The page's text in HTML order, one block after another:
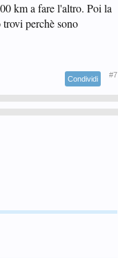
km a fare l'altro. Poi la
perchè sono
Condividi #7